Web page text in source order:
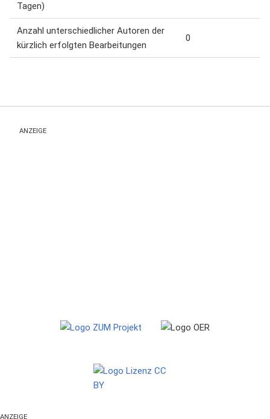
Tagen)
Anzahl unterschiedlicher Autoren der
kürzlich erfolgten Bearbeitungen
0
ANZEIGE
ANZEIGE